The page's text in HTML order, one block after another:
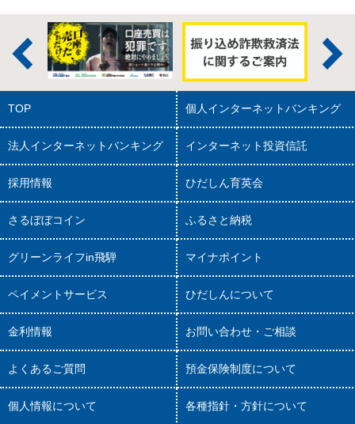
TOP 個人インターネットバンキング
法人インターネットバンキング インターネット投資信託
採用情報 ひだしん育英会
さるぼぼコイン ふるさと納税
グリーンライフin飛騨 マイナポイント
ペイメントサービス ひだしんについて
金利情報 お問い合わせ・ご相談
よくあるご質問 預金保険制度について
個人情報について 各種指針・方針について